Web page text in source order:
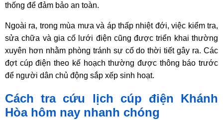
thống để đảm bảo an toàn.
Ngoài ra, trong mùa mưa và áp thấp nhiệt đới, việc kiểm tra,
sửa chữa và gia cố lưới điện cũng được triển khai thường
xuyên hơn nhằm phòng tránh sự cố do thời tiết gây ra. Các
đợt cúp điện theo kế hoạch thường được thông báo trước
để người dân chủ động sắp xếp sinh hoạt.
Cách tra cứu lịch cúp điện Khánh
Hòa hôm nay nhanh chóng